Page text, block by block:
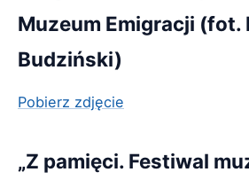
Muzeum Emigracji (fot.
Budziński)
Pobierz zdjęcie
„Z pamięci. Festiwal